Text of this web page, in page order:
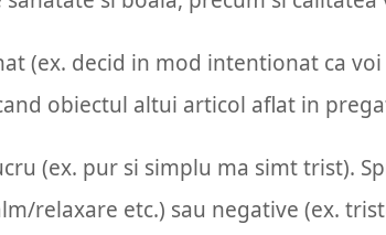
(ex. decid in mod intentionat ca voi
obiectul altui articol aflat in
(ex. pur si simplu ma simt trist).
relaxare etc.) sau negative (ex.